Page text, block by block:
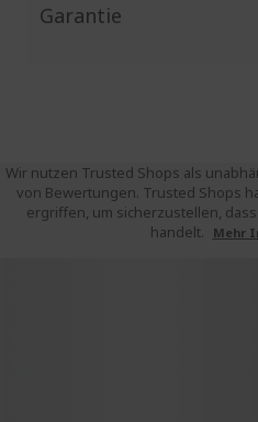
Garantie
Wir nutzen Trusted Shops als
von Bewertungen. Trusted Shops
ergriffen, um sicherzustellen,
handelt.
Mehr